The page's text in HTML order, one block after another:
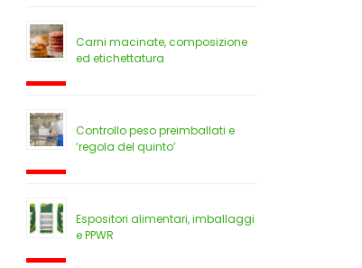
Carni macinate, composizione
ed etichettatura
Controllo peso preimballati e
‘regola del quinto’
Espositori alimentari, imballaggi
e PPWR